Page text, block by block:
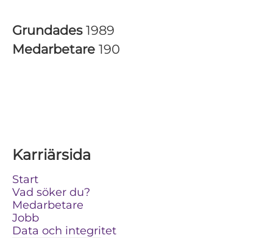
Grundades 1989
Medarbetare 190
Karriärsida
Start
Vad söker du?
Medarbetare
Jobb
Data och integritet